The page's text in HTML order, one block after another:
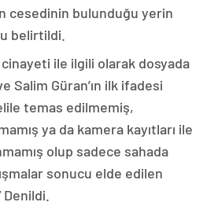
cesedinin bulunduğu yerin
belirtildi.
ile ilgili olarak dosyada
Salim Güran’ın ilk ifadesi
temas edilmemiş,
ya da kamera kayıtları ile
olup sadece sahada
sonucu elde edilen